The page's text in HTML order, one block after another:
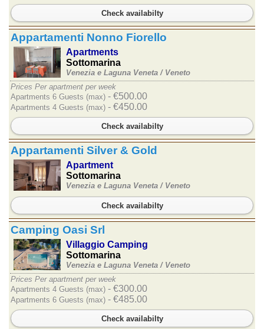
Check availabilty
Appartamenti Nonno Fiorello
Apartments
Sottomarina
Venezia e Laguna Veneta / Veneto
Prices Per apartment per week
Apartments 6 Guests (max) - €500.00
Apartments 4 Guests (max) - €450.00
Check availabilty
Appartamenti Silver & Gold
Apartment
Sottomarina
Venezia e Laguna Veneta / Veneto
Check availabilty
Camping Oasi Srl
Villaggio Camping
Sottomarina
Venezia e Laguna Veneta / Veneto
Prices Per apartment per week
Apartments 4 Guests (max) - €300.00
Apartments 6 Guests (max) - €485.00
Check availabilty